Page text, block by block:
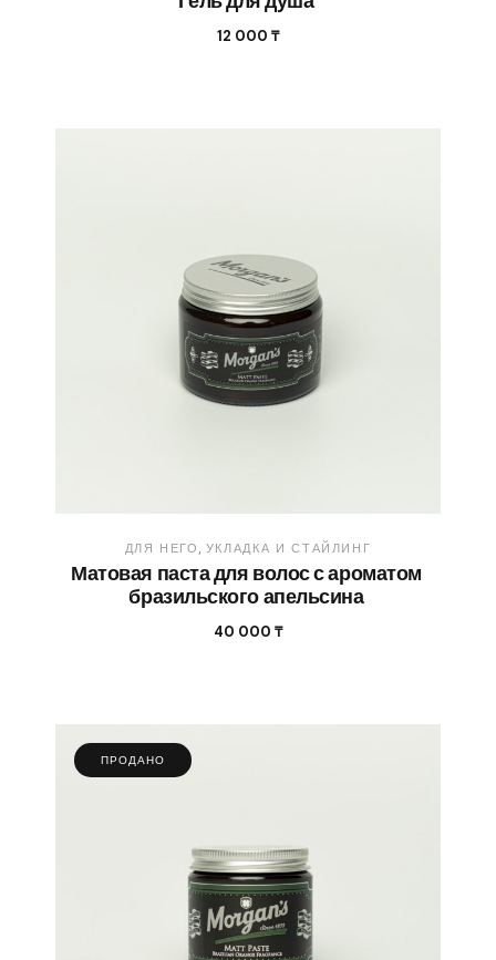
12 000 ₸
ДЛЯ НЕГО УКЛАДКА И СТАЙЛИНГ
Матовая паста для волос с ароматом
бразильского апельсина
40 000 ₸
ПРОДАНО